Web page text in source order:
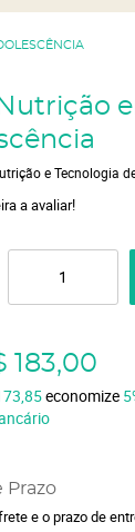
e Tecnologia
a avaliar!
183,00
economize
Prazo
e o prazo de